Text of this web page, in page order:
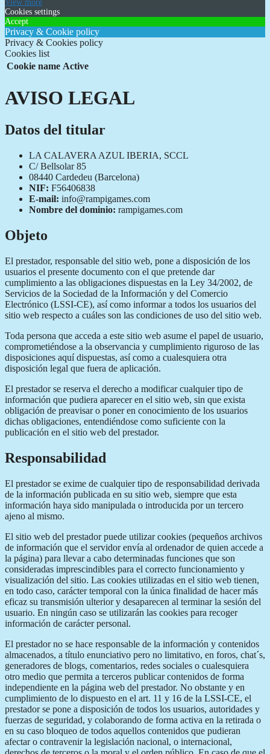
View more
Cookies settings
Accept
Privacy & Cookie policy
Privacy & Cookies policy
Cookies list
Cookie name Active
AVISO LEGAL
Datos del titular
LA CALAVERA AZUL IBERIA, SCCL
C/ Bellsolar 85
08440 Cardedeu (Barcelona)
NIF: F56406838
E-mail: info@rampigames.com
Nombre del dominio: rampigames.com
Objeto
El prestador, responsable del sitio web, pone a disposición de los
usuarios el presente documento con el que pretende dar
cumplimiento a las obligaciones dispuestas en la Ley 34/2002, de
Servicios de la Sociedad de la Información y del Comercio
Electrónico (LSSI-CE), así como informar a todos los usuarios del
sitio web respecto a cuáles son las condiciones de uso del sitio web.
Toda persona que acceda a este sitio web asume el papel de usuario,
comprometiéndose a la observancia y cumplimiento riguroso de las
disposiciones aquí dispuestas, así como a cualesquiera otra
disposición legal que fuera de aplicación.
El prestador se reserva el derecho a modificar cualquier tipo de
información que pudiera aparecer en el sitio web, sin que exista
obligación de preavisar o poner en conocimiento de los usuarios
dichas obligaciones, entendiéndose como suficiente con la
publicación en el sitio web del prestador.
Responsabilidad
El prestador se exime de cualquier tipo de responsabilidad derivada
de la información publicada en su sitio web, siempre que esta
información haya sido manipulada o introducida por un tercero
ajeno al mismo.
El sitio web del prestador puede utilizar cookies (pequeños archivos
de información que el servidor envía al ordenador de quien accede a
la página) para llevar a cabo determinadas funciones que son
consideradas imprescindibles para el correcto funcionamiento y
visualización del sitio. Las cookies utilizadas en el sitio web tienen,
en todo caso, carácter temporal con la única finalidad de hacer más
eficaz su transmisión ulterior y desaparecen al terminar la sesión del
usuario. En ningún caso se utilizarán las cookies para recoger
información de carácter personal.
El prestador no se hace responsable de la información y contenidos
almacenados, a título enunciativo pero no limitativo, en foros, chat´s,
generadores de blogs, comentarios, redes sociales o cualesquiera
otro medio que permita a terceros publicar contenidos de forma
independiente en la página web del prestador. No obstante y en
cumplimiento de lo dispuesto en el art. 11 y 16 de la LSSI-CE, el
prestador se pone a disposición de todos los usuarios, autoridades y
fuerzas de seguridad, y colaborando de forma activa en la retirada o
en su caso bloqueo de todos aquellos contenidos que pudieran
afectar o contravenir la legislación nacional, o internacional,